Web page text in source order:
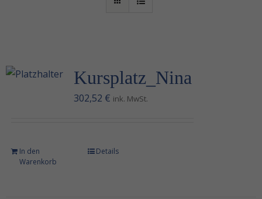
Verkaufspferde
Kursplatz_Nina
302,52 € ink. MwSt.
In den
Warenkorb
Details